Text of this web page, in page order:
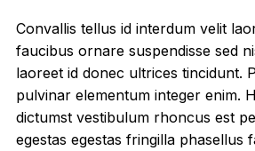
Convallis tellus id interdum velit
faucibus ornare suspendisse sed
laoreet id donec ultrices tincidunt.
pulvinar elementum integer enim.
dictumst vestibulum rhoncus est
egestas egestas fringilla phasellus